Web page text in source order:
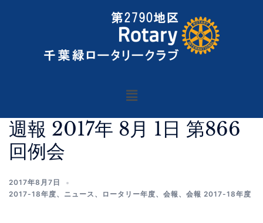
週報 2017年 8月 1日 第866
回例会
2017年8月7日
2017-18年度、 ニュース 、 ロータリー年度、 会報 、 会報 2017-18年度